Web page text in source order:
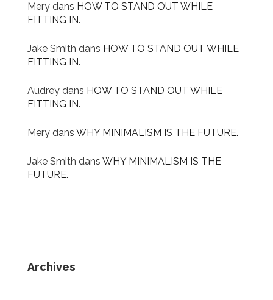
Merydans HOW TO STAND OUT WHILE
FITTING IN.
Jake Smith dans HOW TO STAND OUT WHILE
FITTING IN.
Audreydans HOW TO STAND OUT WHILE
FITTING IN.
Merydans WHY MINIMALISM IS THE FUTURE.
Jake Smith dans WHY MINIMALISM IS THE
FUTURE.
Archives